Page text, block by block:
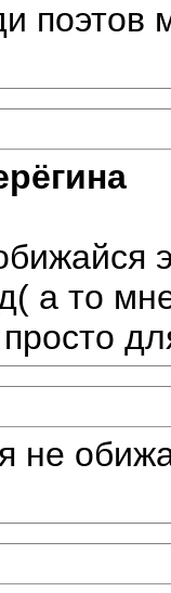
поэтов
а то
не